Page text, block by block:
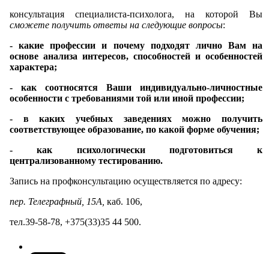
консультация специалиста-психолога, на которой Вы
сможете получить ответы на следующие вопросы:
- какие профессии и почему подходят лично Вам на
основе анализа интересов, способностей и особенностей
характера;
- как соотносятся Ваши индивидуально-личностные
особенности с требованиями той или иной профессии;
- в каких учебных заведениях можно получить
соответствующее образование, по какой форме обучения;
- как психологически подготовиться к
централизованному тестированию.
Запись на профконсультацию осуществляется по адресу:
пер. Телеграфный, 15А, каб. 106,
тел.39-58-78, +375(33)35 44 500.